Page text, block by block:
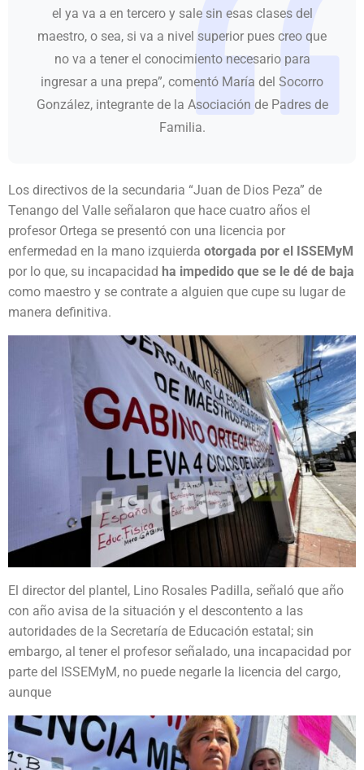
el ya va a en tercero y sale sin esas clases del
maestro, o sea, si va a nivel superior pues creo que
no va a tener el conocimiento necesario para
ingresar a una prepa”, comentó María del Socorro
González, integrante de la Asociación de Padres de
Familia.
Los directivos de la secundaria “Juan de Dios Peza” de
Tenango del Valle señalaron que hace cuatro años el
profesor Ortega se presentó con una licencia por
enfermedad en la mano izquierda otorgada por el ISSEMyM
por lo que, su incapacidad ha impedido que se le dé de baja
como maestro y se contrate a alguien que cupe su lugar de
manera definitiva.
El director del plantel, Lino Rosales Padilla, señaló que año
con año avisa de la situación y el descontento a las
autoridades de la Secretaría de Educación estatal; sin
embargo, al tener el profesor señalado, una incapacidad por
parte del ISSEMyM, no puede negarle la licencia del cargo,
aunque